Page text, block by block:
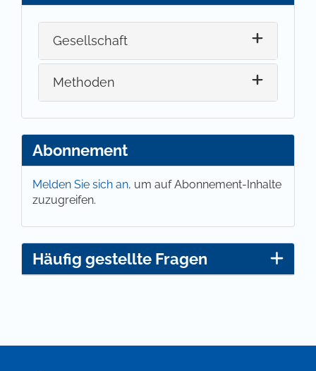
Gesellschaft
Methoden
Abonnement
Melden Sie sich an, um auf Abonnement-Inhalte
zuzugreifen.
Häufig gestellte Fragen